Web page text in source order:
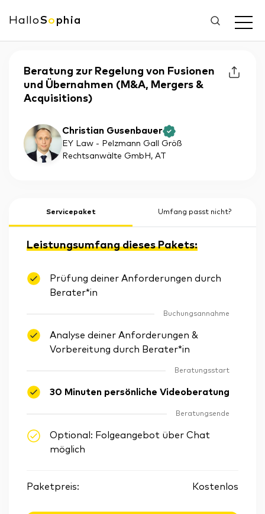
HalloSo phia
Beratung zur Regelung von Fusionen
und Übernahmen (M&A, Mergers &
Acquisitions)
Christian Gusenbauer
EY Law - Pelzmann Gall Größ
Rechtsanwälte GmbH , AT
Servicepaket Umfang passt nicht?
Leistungsumfang dieses Pakets:
Prüfung deiner Anforderungen durch
Berater*in
Buchungsannahme
Analyse deiner Anforderungen &
Vorbereitung durch Berater*in
Beratungsstart
30 Minuten persönliche Videoberatung
Beratungsende
Optional: Folgeangebot über Chat
möglich
Paketpreis: Kostenlos